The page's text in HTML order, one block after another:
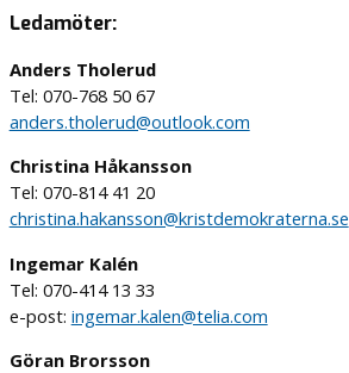
Ledamöter:
Anders Tholerud
Tel: 070-768 50 67
anders.tholerud@outlook.com
Christina Håkansson
Tel: 070-814 41 20
christina.hakansson@kristdemokraterna.se
Ingemar Kalén
Tel: 070-414 13 33
e-post: ingemar.kalen@telia.com
Göran Brorsson